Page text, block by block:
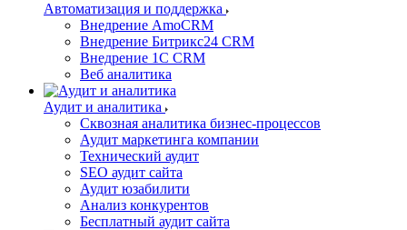
Автоматизация и поддержка
Внедрение AmoCRM
Внедрение Битрикс24 CRM
Внедрение 1C CRM
Веб аналитика
Аудит и аналитика
Сквозная аналитика бизнес-процессов
Аудит маркетинга компании
Технический аудит
SEO аудит сайта
Аудит юзабилити
Анализ конкурентов
Бесплатный аудит сайта